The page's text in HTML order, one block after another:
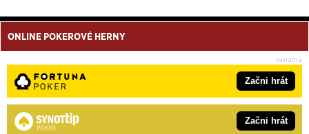
ONLINE POKEROVÉ HERNY
Začni hrát
Začni hrát